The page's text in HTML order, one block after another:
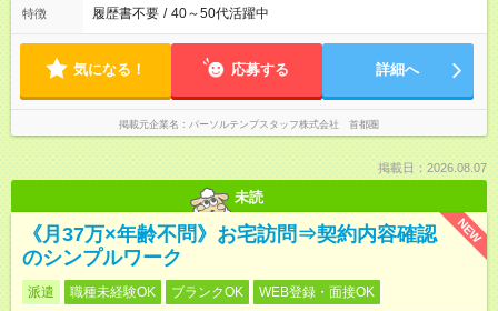
特徴 履歴書不要 / 40～50代活躍中
気になる！ 応募する 詳細へ
掲載元企業名 パーソルテンプスタッフ株式会社 首都圏
掲載日：2026.08.07
未読
NEW
《月37万×年齢不問》お宅訪問⇒契約内容確認
のシンプルワーク
派遣 職種未経験OK ブランクOK WEB登録・面接OK